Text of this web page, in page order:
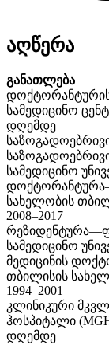
აღწერა
განათლება
სამედიცინო
დღემდე
სამედიცინო
სახელობის
2008–2017
სამედიცინო
მედიცინის
თბილისის
1994–2001
კლინიკური
ჰოსპიტალი
დღემდე